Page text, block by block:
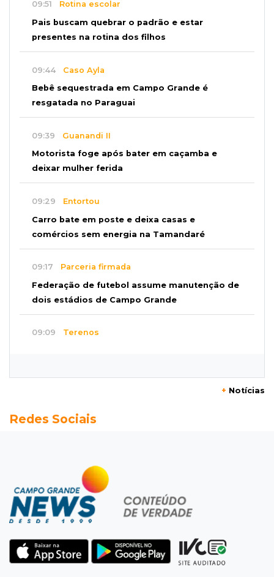
09:51 Rotina escolar
Pais buscam quebrar o padrão e estar
presentes na rotina dos filhos
09:44 Caso Ayla
Bebê sequestrada em Campo Grande é
resgatada no Paraguai
09:39 Guanandi II
Motorista foge após bater em caçamba e
deixar mulher ferida
09:29 Entortou
Carro bate em poste e deixa casas e
comércios sem energia na Tamandaré
09:17 Parceria firmada
Federação de futebol assume manutenção de
dois estádios de Campo Grande
09:09 Terenos
Discussão termina com homem morto a socos
De madrugada
Após briga, casa pega fogo duas vezes em
condomínio do Nova Lima
Rodada do Brasileirão tem 6 jogos neste
domingo de Dia dos Pais
+ Notícias
Redes Sociais